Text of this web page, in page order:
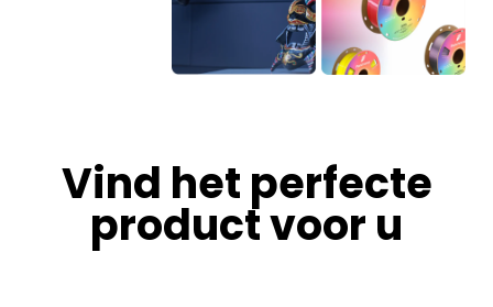
Vind het perfecte
product voor u